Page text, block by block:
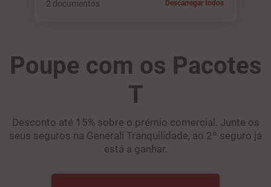
2 documentos Descarregar todos
Poupe com os Pacotes
T
Desconto até 15% sobre o prémio comercial. Junte os
seus seguros na Generali Tranquilidade, ao 2º seguro já
está a ganhar.